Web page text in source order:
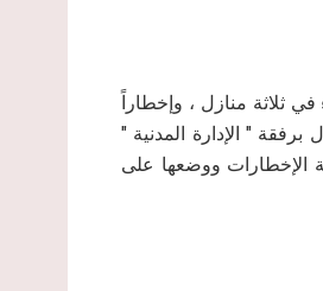
بوقف العمل والبناء في ثلاثة منازل ، وإخطاراً
" الإدارة المدنية "
الإخطارات ووضعها على